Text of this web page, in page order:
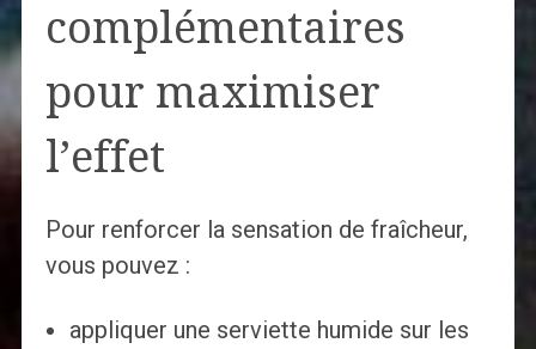
complémentaires
pour maximiser
l’effet
Pour renforcer la sensation de fraîcheur,
vous pouvez :
appliquer une serviette humide sur les